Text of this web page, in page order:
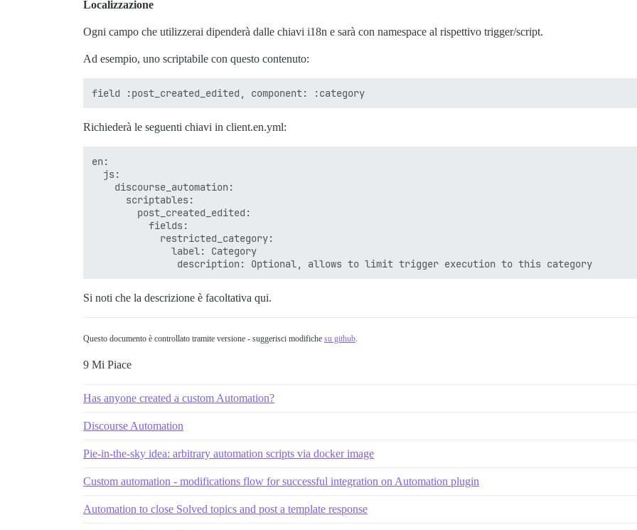
Localizzazione
Ogni campo che utilizzerai dipenderà dalle chiavi i18n e sarà con namespace al rispettivo trigger/script.
Ad esempio, uno scriptabile con questo contenuto:
Richiederà le seguenti chiavi in client.en.yml:
en:
  js:
    discourse_automation:
      scriptables:
        post_created_edited:
          fields:
            restricted_category:
              label: Category
Si noti che la descrizione è facoltativa qui.
Questo documento è controllato tramite versione - suggerisci modifiche su github.
9 Mi Piace
Has anyone created a custom Automation?
Discourse Automation
Pie-in-the-sky idea: arbitrary automation scripts via docker image
Custom automation - modifications flow for successful integration on Automation plugin
Automation to close Solved topics and post a template response